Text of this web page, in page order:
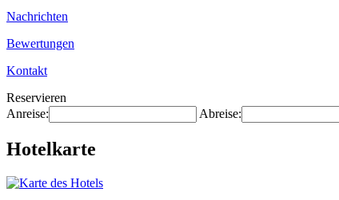
Nachrichten
Bewertungen
Kontakt
Reservieren
Anreise:
Abreise:
Hotelkarte